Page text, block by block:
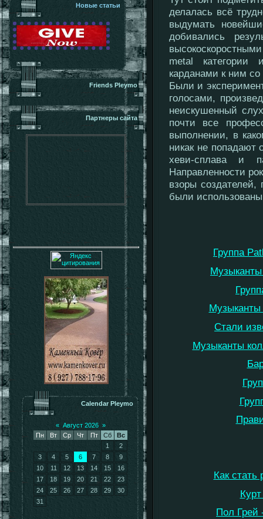
Новые статьи
Friends Pleymo
Партнеры сайта
Calendar Pleymo
« Август 2026 »
Пн
Вт Ср Чт Пт Сб
Вс
1
2
3
4 5 6 7 8
9
10
11 12 13 14 15
16
17
18 19 20 21 22
23
24
25 26 27 28 29
30
31
делалась всё
выдумать
добивались
metal категории
карданами к ним со
Были и
голосами,
неискушенный
почти все
выполнении, в
никак не попадают
хеви-сплава и
Направленности
взоры
были
Группа
Музыканты
Музыканты
Стали
Музыканты
Как
Пол Грей